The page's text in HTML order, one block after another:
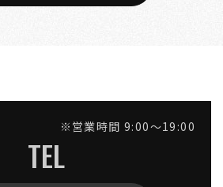
※営業時間 9:00～19:00
TEL